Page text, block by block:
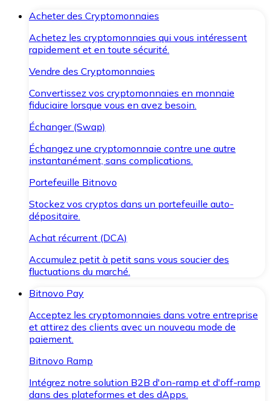
Acheter des Cryptomonnaies
Achetez les cryptomonnaies qui vous intéressent
rapidement et en toute sécurité.
Vendre des Cryptomonnaies
Convertissez vos cryptomonnaies en monnaie
fiduciaire lorsque vous en avez besoin.
Échanger (Swap)
Échangez une cryptomonnaie contre une autre
instantanément, sans complications.
Portefeuille Bitnovo
Stockez vos cryptos dans un portefeuille auto-
dépositaire.
Achat récurrent (DCA)
Accumulez petit à petit sans vous soucier des
fluctuations du marché.
Bitnovo Pay
Acceptez les cryptomonnaies dans votre entreprise
et attirez des clients avec un nouveau mode de
paiement.
Bitnovo Ramp
Intégrez notre solution B2B d'on-ramp et d'off-ramp
dans des plateformes et des dApps.